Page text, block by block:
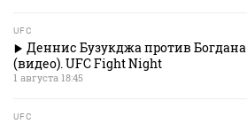
UFC
Деннис Бузукджа против Богдана
(видео). UFC Fight Night
1 августа 18:45
UFC